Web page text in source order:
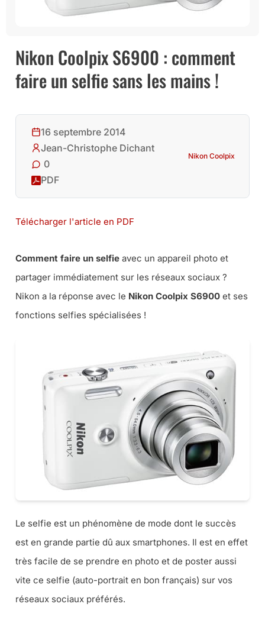
Nikon Coolpix S6900 : comment
faire un selfie sans les mains !
16 septembre 2014
Jean-Christophe Dichant
0
PDF
Nikon Coolpix
Télécharger l'article en PDF
Comment faire un selfie avec un appareil photo et
partager immédiatement sur les réseaux sociaux ?
Nikon a la réponse avec le Nikon Coolpix S6900 et ses
fonctions selfies spécialisées !
Le selfie est un phénomène de mode dont le succès
est en grande partie dû aux smartphones. Il est en effet
très facile de se prendre en photo et de poster aussi
vite ce selfie (auto-portrait en bon français) sur vos
réseaux sociaux préférés.